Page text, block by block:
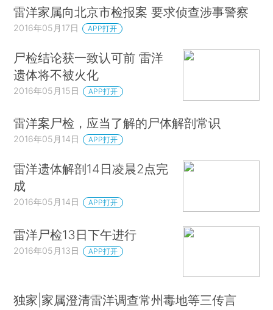
雷洋家属向北京市检报案 要求侦查涉事警察
2016年05月17日 APP打开
尸检结论获一致认可前 雷洋
遗体将不被火化
2016年05月15日 APP打开
雷洋案尸检，应当了解的尸体解剖常识
2016年05月14日 APP打开
雷洋遗体解剖14日凌晨2点完
成
2016年05月14日 APP打开
雷洋尸检13日下午进行
2016年05月13日 APP打开
独家|家属澄清雷洋调查常州毒地等三传言